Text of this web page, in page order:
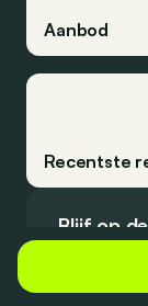
Aanbod
Recentste
Blijf op